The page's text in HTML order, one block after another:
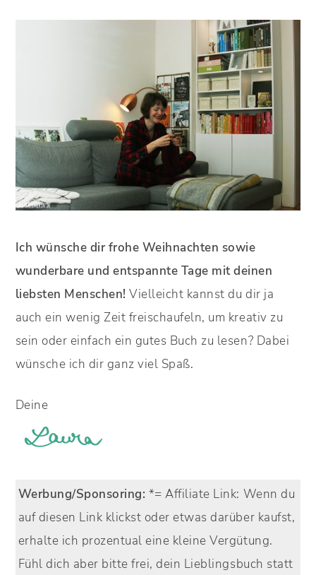
Ich wünsche dir frohe Weihnachten sowie
wunderbare und entspannte Tage mit deinen
liebsten Menschen! Vielleicht kannst du dir ja
auch ein wenig Zeit freischaufeln, um kreativ zu
sein oder einfach ein gutes Buch zu lesen? Dabei
wünsche ich dir ganz viel Spaß.
Deine
Werbung/Sponsoring: *= Affiliate Link: Wenn du
auf diesen Link klickst oder etwas darüber kaufst,
erhalte ich prozentual eine kleine Vergütung.
Fühl dich aber bitte frei, dein Lieblingsbuch statt